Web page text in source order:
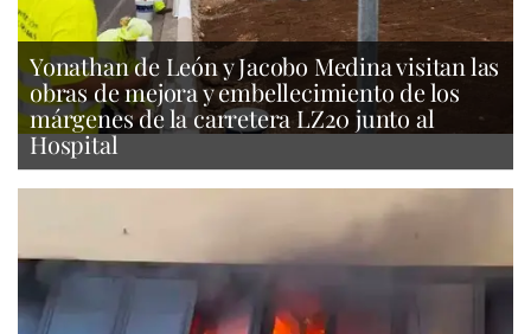
Yonathan de León y Jacobo Medina visitan las
obras de mejora y embellecimiento de los
márgenes de la carretera LZ20 junto al
Hospital